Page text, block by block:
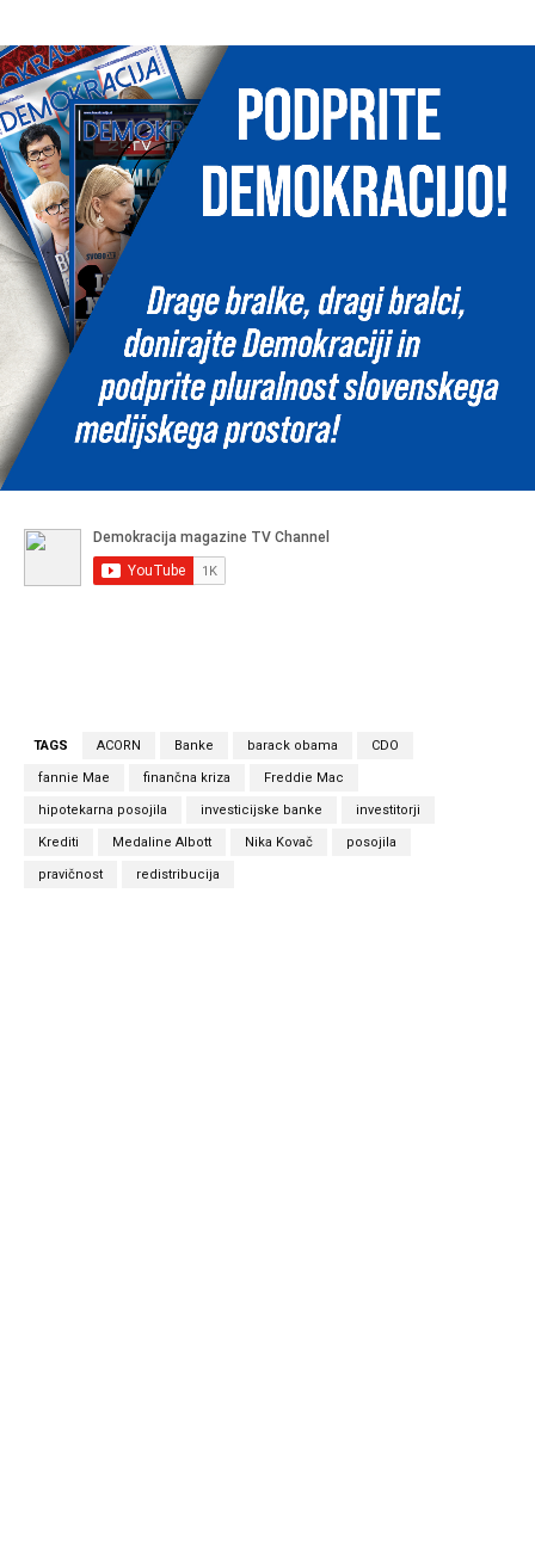
TAGS ACORN Banke barack obama CDO
fannie Mae finančna kriza Freddie Mac
hipotekarna posojila investicijske banke investitorji
Krediti Medaline Albott Nika Kovač posojila
pravičnost redistribucija